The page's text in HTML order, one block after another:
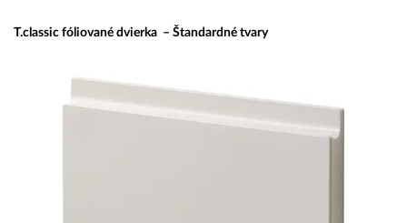
T.classic fóliované dvierka – Štandardné tvary